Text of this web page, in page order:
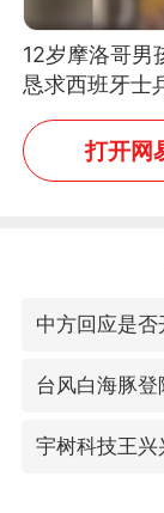
12岁摩洛哥男
恳求西班牙士
可以不要把我
打开网